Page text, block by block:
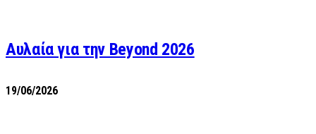
Αυλαία για την Beyond 2026
19/06/2026